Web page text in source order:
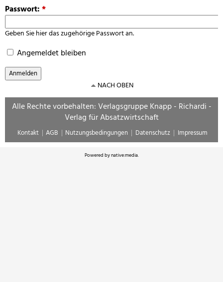
Passwort:*
Geben Sie hier das zugehörige Passwort an.
Angemeldet bleiben
NACH OBEN
Alle Rechte vorbehalten: Verlagsgruppe Knapp - Richardi -
Verlag für Absatzwirtschaft
Kontakt AGB Nutzungsbedingungen Datenschutz Impressum
Powered bynative:media.